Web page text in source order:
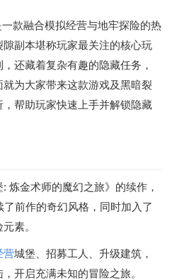
一款融合模拟经营与地牢探险的热
副本堪称玩家最关注的核心玩
还藏着复杂有趣的隐藏任务，
为大家带来这款游戏及黑暗裂
帮助玩家快速上手并解锁隐藏
炼金术师的魔幻之旅》的续作，
了前作的奇幻风格，同时加入了
素。
营城堡、招募工人、升级建筑，
开启充满未知的冒险之旅。